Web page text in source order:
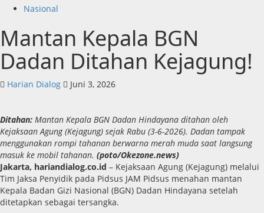
Nasional
Mantan Kepala BGN
Dadan Ditahan Kejagung!
Harian Dialog Juni 3, 2026
Ditahan: Mantan Kepala BGN Dadan Hindayana ditahan oleh
Kejaksaan Agung (Kejagung) sejak Rabu (3-6-2026). Dadan tampak
menggunakan rompi tahanan berwarna merah muda saat langsung
masuk ke mobil tahanan. (poto/Okezone.news)
Jakarta, hariandialog.co.id – Kejaksaan Agung (Kejagung) melalui
Tim Jaksa Penyidik pada Pidsus JAM Pidsus menahan mantan
Kepala Badan Gizi Nasional (BGN) Dadan Hindayana setelah
ditetapkan sebagai tersangka.